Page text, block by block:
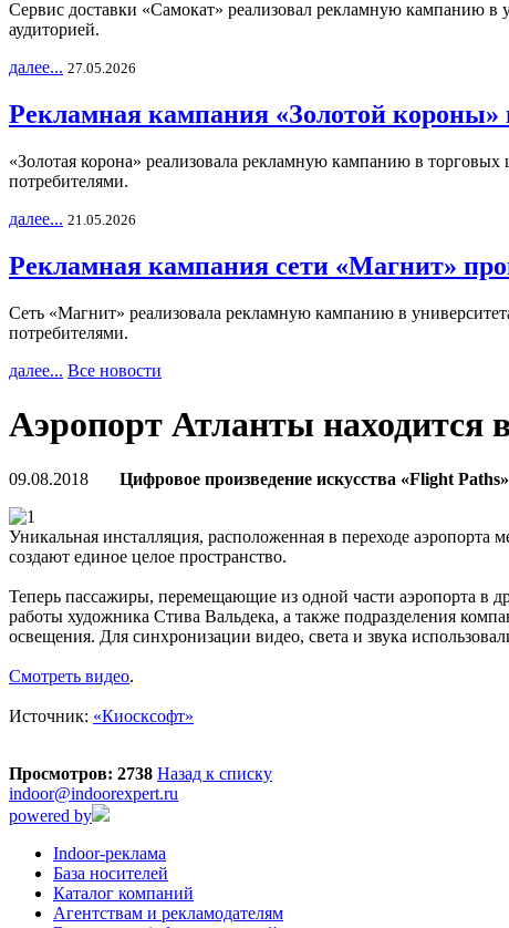
Сервис доставки «Самокат» реализовал рекламную кампанию в
аудиторией.
далее... 27.05.2026
Рекламная кампания «Золотой короны»
«Золотая корона» реализовала рекламную кампанию в
потребителями.
далее... 21.05.2026
Рекламная кампания сети «Магнит»
Сеть «Магнит» реализовала рекламную кампанию в
потребителями.
далее... Все новости
Аэропорт Атланты находится
09.08.2018 Цифровое произведение искусства «Flight
Уникальная инсталляция, расположенная в переходе
создают единое целое пространство.
Теперь пассажиры, перемещающие из одной части аэропорта в
работы художника Стива Вальдека, а также подразделения
освещения. Для синхронизации видео, света и звука
Смотреть видео.
Источник: «Киосксофт»
Просмотров: 2738 Назад к списку
indoor@indoorexpert.ru
powered by
Indoor-реклама
База носителей
Каталог компаний
Агентствам и рекламодателям